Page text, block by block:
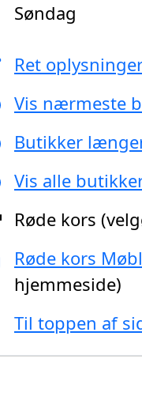
Søndag
Ret
Vis nærmeste
Butikker
Vis alle
Røde kors
Røde kors
hjemmeside)
Til toppen af